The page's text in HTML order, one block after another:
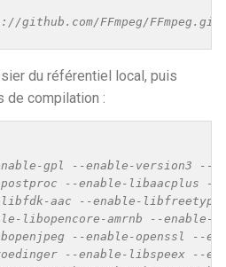
FFmpeg/FFmpeg.git
du référentiel local, puis
de compilation :
gpl --enable-version3 --
--enable-libaacplus --
aac --enable-libfreetype
libopencore-amrnb --enable-
--enable-openssl --
--enable-libspeex --